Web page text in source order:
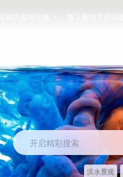
景观方案与灵感 施工图与节点详图
开启精彩搜索
滨水景观